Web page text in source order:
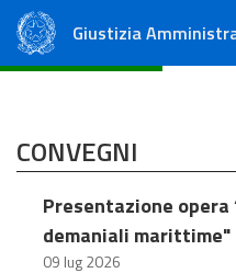
Giustizia
CONVEGNI
Presentazione opera
demaniali marittime"
09 lug 2026